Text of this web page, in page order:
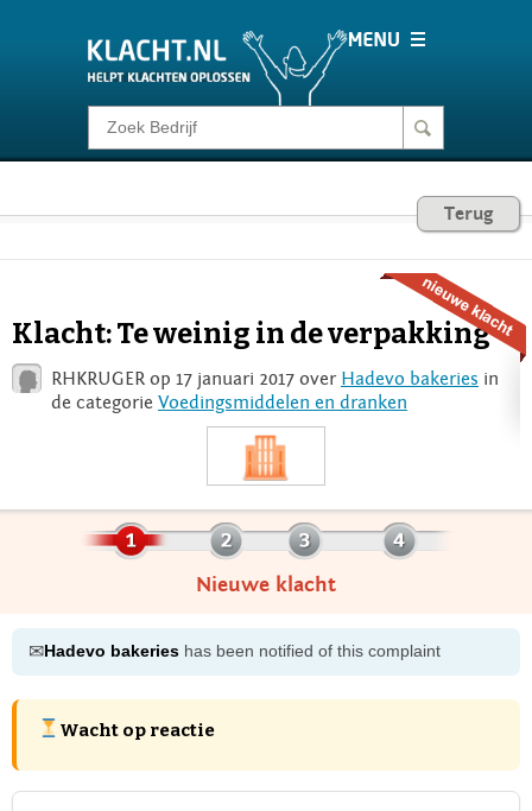
Klacht melden
Consumentenrecht Terug
Klacht: Te weinig in de verpakking
RHKRUGER op 17 januari 2017 over Hadevo bakeries in
de categorie Voedingsmiddelen en dranken
Nieuwe klacht
✉Hadevo bakeries has been notified of this complaint
Wacht op reactie